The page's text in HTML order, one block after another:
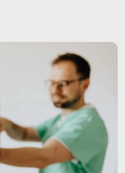
direitos e como solicitar